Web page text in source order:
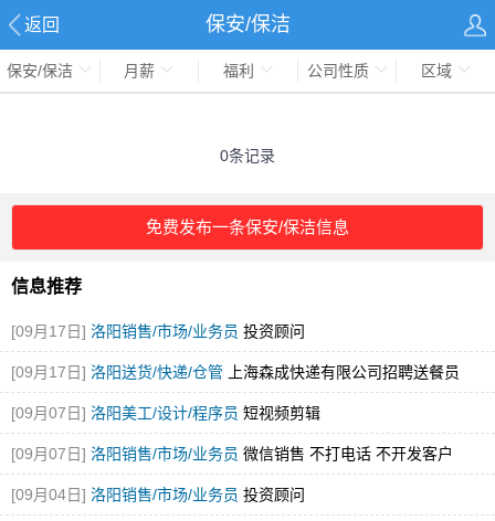
返回 保安/保洁
保安/保洁 月薪 福利 公司性质 区域
0条记录
免费发布一条保安/保洁信息
信息推荐
[09月17日] 洛阳销售/市场/业务员 投资顾问
[09月17日] 洛阳送货/快递/仓管 上海森成快递有限公司招聘送餐员
[09月07日] 洛阳美工/设计/程序员 短视频剪辑
[09月07日] 洛阳销售/市场/业务员 微信销售 不打电话 不开发客户
[09月04日] 洛阳销售/市场/业务员 投资顾问